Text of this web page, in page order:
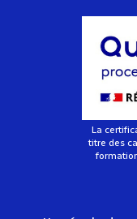
Repérer et
lui proposer
adaptés
Améliorer
créativité et
La
titre des